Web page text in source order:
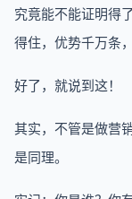
究竟能不能证明得
得住，优势千万条
好了，就说到这！
其实，不管是做营
是同理。